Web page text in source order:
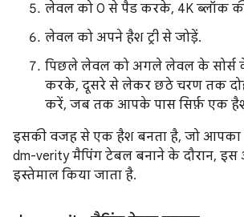
लेवल को 0 से पैड करके, 4K ब्लॉक
लेवल को अपने हैश ट्री से जोड़ें.
पिछले लेवल को अगले लेवल के सोर्स
करके, दूसरे से लेकर छठे चरण तक
करें, जब तक आपके पास सिर्फ़ एक
इसकी वजह से एक हैश बनता है, जो आपका
dm-verity मैपिंग टेबल बनाने के दौरान,
इस्तेमाल किया जाता है.